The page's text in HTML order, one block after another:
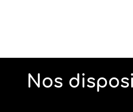
Nos